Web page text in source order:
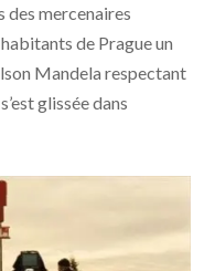
des mercenaires
de Prague un
Mandela respectant
glissée dans